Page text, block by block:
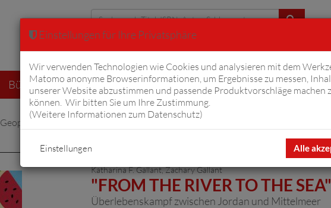
Erweiterte Suche
Bücher von Fiftyfifty Hörbücher Komplizen
Geopolitik
Katharina F. Gallant,Zachary Gallant
"FROM THE RIVER TO THE SEA"
Überlebenskampf zwischen Jordan und Mittelmeer
Einstellungen für Ihre Privatsphäre
Wir verwenden Technologien wie Cookies und analysieren mit dem
Matomo anonyme Browserinformationen, um Ergebnisse zu messen,
unserer Website abzustimmen und passende Produktvorschläge machen
können. Wir bitten Sie um Ihre Zustimmung.
(Weitere Informationen zum Datenschutz)
Alle
Einstellungen